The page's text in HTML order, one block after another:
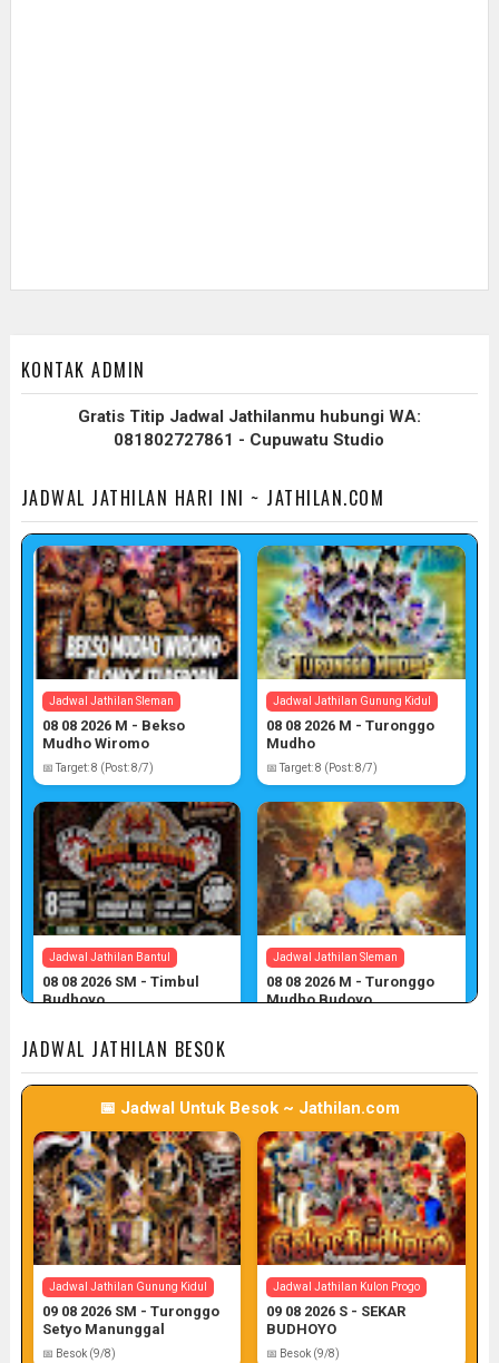
KONTAK ADMIN
Gratis Titip Jadwal Jathilanmu hubungi WA:
081802727861 - Cupuwatu Studio
JADWAL JATHILAN HARI INI ~ JATHILAN.COM
Jadwal Jathilan Sleman
08 08 2026 M - Bekso
Mudho Wiromo
📅 Target: 8 (Post: 8/7)
Jadwal Jathilan Gunung Kidul
08 08 2026 M - Turonggo
Mudho
📅 Target: 8 (Post: 8/7)
Jadwal Jathilan Bantul
08 08 2026 SM - Timbul
Budhoyo
Jadwal Jathilan Sleman
08 08 2026 M - Turonggo
Mudho Budoyo
Jadwal Jathilan Sleman
08 08 2026 M - Klaras Anom
Sembrani
📅 Target: 8 (Post: 8/7)
Jadwal Jathilan Gunung Kidul
08 08 2026 S - Sekar
Kinasih
📅 Target: 8 (Post: 8/7)
JADWAL JATHILAN BESOK
📅 Jadwal Untuk Besok ~ Jathilan.com
Jadwal Jathilan Gunung Kidul
09 08 2026 SM - Turonggo
Setyo Manunggal
📅 Besok (9/8)
Jadwal Jathilan Kulon Progo
09 08 2026 S - SEKAR
BUDHOYO
📅 Besok (9/8)